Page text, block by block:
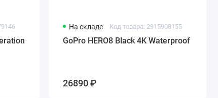
На складе Код товара: 2915908155
GoPro HERO8 Black 4K Waterproof
26890 ₽